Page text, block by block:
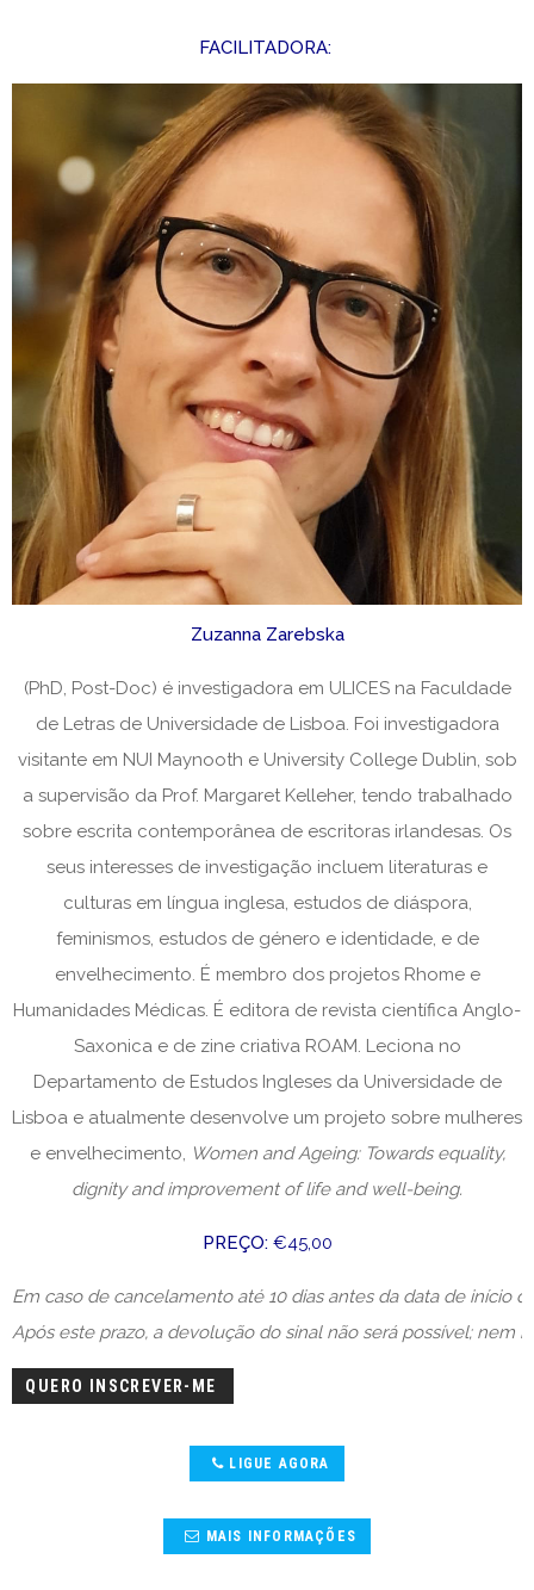
FACILITADORA:
Zuzanna Zarebska
(PhD, Post-Doc) é investigadora em ULICES na Faculdade
de Letras de Universidade de Lisboa. Foi investigadora
visitante em NUI Maynooth e University College Dublin, sob
a supervisão da Prof. Margaret Kelleher, tendo trabalhado
sobre escrita contemporânea de escritoras irlandesas. Os
seus interesses de investigação incluem literaturas e
culturas em língua inglesa, estudos de diáspora,
feminismos, estudos de género e identidade, e de
envelhecimento. É membro dos projetos Rhome e
Humanidades Médicas. É editora de revista científica Anglo-
Saxonica e de zine criativa ROAM. Leciona no
Departamento de Estudos Ingleses da Universidade de
Lisboa e atualmente desenvolve um projeto sobre mulheres
e envelhecimento, Women and Ageing: Towards equality,
dignity and improvement of life and well-being.
PREÇO: €45,00
Em caso de cancelamento até 10 dias antes da data de início
Após este prazo, a devolução do sinal não será possível; nem
QUERO INSCREVER-ME
LIGUE AGORA
MAIS INFORMAÇÕES